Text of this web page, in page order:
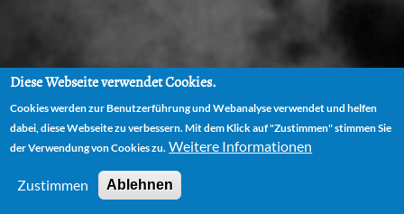
Diese Webseite verwendet Cookies.
Cookies werden zur Benutzerführung und Webanalyse verwendet und helfen
dabei, diese Webseite zu verbessern. Mit dem Klick auf "Zustimmen" stimmen Sie
der Verwendung von Cookies zu. Weitere Informationen
Zustimmen Ablehnen